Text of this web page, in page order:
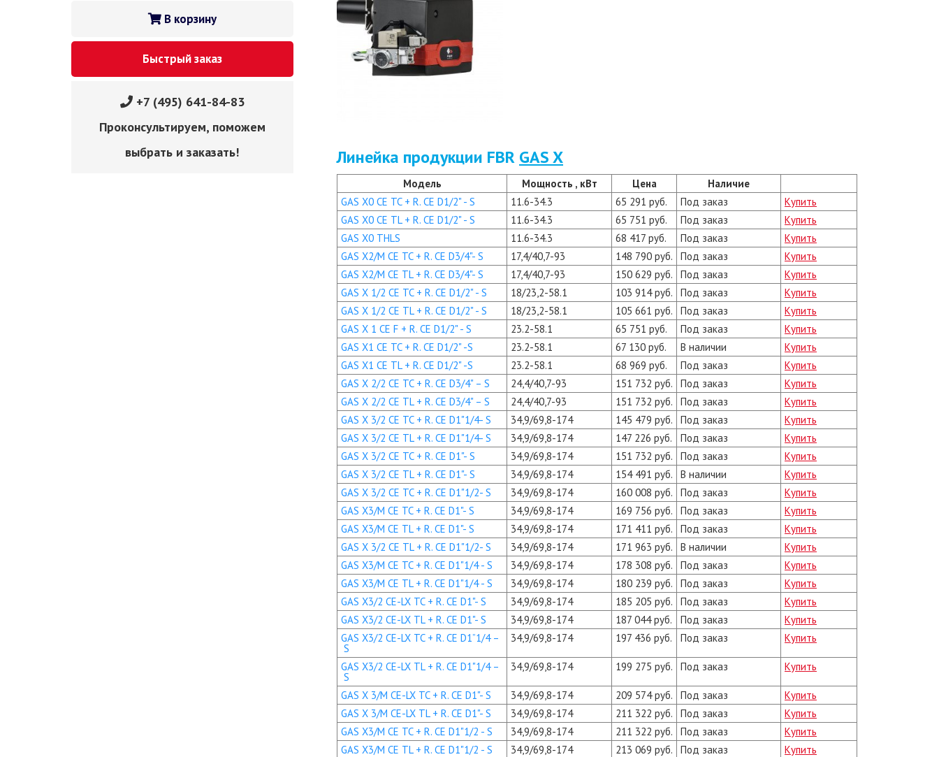
В корзину
Быстрый заказ
+7 (495) 641-84-83
Проконсультируем, поможем
выбрать и заказать!
Линейка продукции FBR GAS X
Модель Мощность , кВт Цена
Наличие
GAS X0 CE TC + R. CE D1/2" - S
11.6-34.3 65 291 руб. Под заказ
Купить
GAS X0 CE TL + R. CE D1/2" - S
11.6-34.3 65 751 руб. Под заказ
Купить
GAS X0 THLS
11.6-34.3 68 417 руб. Под заказ
Купить
GAS X2/M CE TC + R. CE D3/4"- S
17,4/40,7-93 148 790 руб. Под заказ
Купить
GAS X2/M CE TL + R. CE D3/4"- S
17,4/40,7-93 150 629 руб. Под заказ
Купить
GAS X 1/2 CE TC + R. CE D1/2" - S
18/23,2-58.1 103 914 руб. Под заказ
Купить
GAS X 1/2 CE TL + R. CE D1/2" - S
18/23,2-58.1 105 661 руб. Под заказ
Купить
GAS X 1 CE F + R. CE D1/2" - S
23.2-58.1 65 751 руб. Под заказ
Купить
GAS X1 CE TC + R. CE D1/2" -S
23.2-58.1 67 130 руб. В наличии
Купить
GAS X1 CE TL + R. CE D1/2" -S
23.2-58.1 68 969 руб. Под заказ
Купить
GAS X 2/2 CE TC + R. CE D3/4" – S
24,4/40,7-93 151 732 руб. Под заказ
Купить
GAS X 2/2 CE TL + R. CE D3/4" – S
24,4/40,7-93 151 732 руб. Под заказ
Купить
GAS X 3/2 CE TC + R. CE D1"1/4- S
34,9/69,8-174 145 479 руб. Под заказ
Купить
GAS X 3/2 CE TL + R. CE D1"1/4- S
34,9/69,8-174 147 226 руб. Под заказ
Купить
GAS X 3/2 CE TC + R. CE D1"- S
34,9/69,8-174 151 732 руб. Под заказ
Купить
GAS X 3/2 CE TL + R. CE D1"- S
34,9/69,8-174 154 491 руб. В наличии
Купить
GAS X 3/2 CE TC + R. CE D1"1/2- S
34,9/69,8-174 160 008 руб. Под заказ
Купить
GAS X3/M CE TC + R. CE D1"- S
34,9/69,8-174 169 756 руб. Под заказ
Купить
GAS X3/M CE TL + R. CE D1"- S
34,9/69,8-174 171 411 руб. Под заказ
Купить
GAS X 3/2 CE TL + R. CE D1"1/2- S
34,9/69,8-174 171 963 руб. В наличии
Купить
GAS X3/M CE TC + R. CE D1"1/4 - S
34,9/69,8-174 178 308 руб. Под заказ
Купить
GAS X3/M CE TL + R. CE D1"1/4 - S
34,9/69,8-174 180 239 руб. Под заказ
Купить
GAS X3/2 CE-LX TC + R. CE D1"- S
34,9/69,8-174 185 205 руб. Под заказ
Купить
GAS X3/2 CE-LX TL + R. CE D1"- S
34,9/69,8-174 187 044 руб. Под заказ
Купить
GAS X3/2 CE-LX TC + R. CE D1”1/4 –
S
34,9/69,8-174 197 436 руб. Под заказ Купить
GAS X3/2 CE-LX TL + R. CE D1"1/4 –
S
34,9/69,8-174 199 275 руб. Под заказ Купить
GAS X 3/M CE-LX TC + R. CE D1"- S 34,9/69,8-174 209 574 руб. Под заказ
Купить
GAS X 3/M CE-LX TL + R. CE D1"- S
34,9/69,8-174 211 322 руб. Под заказ
Купить
GAS X3/M CE TC + R. CE D1"1/2 - S
34,9/69,8-174 211 322 руб. Под заказ
Купить
GAS X3/M CE TL + R. CE D1"1/2 - S
34,9/69,8-174 213 069 руб. Под заказ
Купить